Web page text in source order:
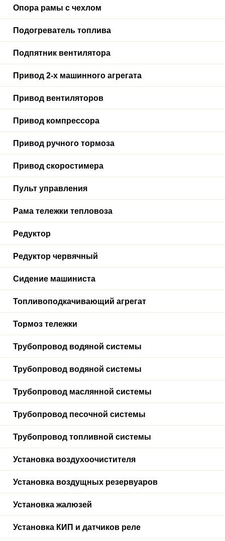
Опора рамы с чехлом
Подогреватель топлива
Подпятник вентилятора
Привод 2-х машинного агрегата
Привод вентиляторов
Привод компрессора
Привод ручного тормоза
Привод скоростимера
Пульт управления
Рама тележки тепловоза
Редуктор
Редуктор червячный
Сидение машиниста
Топливоподкачивающий агрегат
Тормоз тележки
Трубопровод водяной системы
Трубопровод водяной системы
Трубопровод маслянной системы
Трубопровод песочной системы
Трубопровод топливной системы
Установка воздухоочистителя
Установка воздущных резервуаров
Установка жалюзей
Установка КИП и датчиков реле